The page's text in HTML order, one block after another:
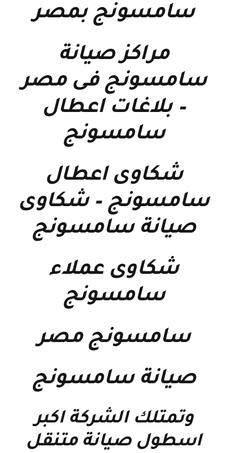
سامسونج بمصر
مراكز صيانة
سامسونج فى مصر
–بلاغات اعطال
سامسونج
شكاوى اعطال
سامسونج–شكاوى
صيانة سامسونج
شكاوى عملاء
سامسونج
سامسونج مصر
صيانة سامسونج
وتمتلك الشركة اكبر
اسطول صيانة متنقل